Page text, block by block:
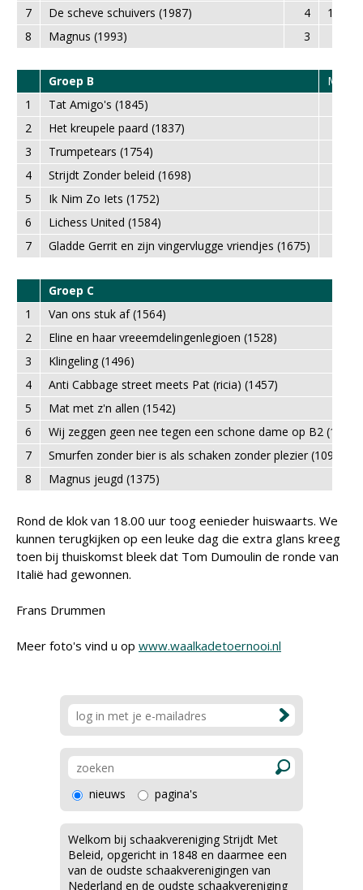
7 De scheve schuivers (1987) 4
12,0
8
Magnus (1993) 3
Groep B
MP
1
Tat Amigo's (1845)
2
Het kreupele paard (1837)
3
Trumpetears (1754)
4
Strijdt Zonder beleid (1698)
5
Ik Nim Zo Iets (1752)
6
Lichess United (1584)
7
Gladde Gerrit en zijn vingervlugge vriendjes (1675)
Groep C
1
Van ons stuk af (1564)
2
Eline en haar vreeemdelingenlegioen (1528)
3
Klingeling (1496)
4
Anti Cabbage street meets Pat (ricia) (1457)
5
Mat met z'n allen (1542)
6
Wij zeggen geen nee tegen een schone dame op B2 (1462)
7
Smurfen zonder bier is als schaken zonder plezier (1099)
8
Magnus jeugd (1375)
Rond de klok van 18.00 uur toog eenieder huiswaarts. We
kunnen terugkijken op een leuke dag die extra glans kreeg
toen bij thuiskomst bleek dat Tom Dumoulin de ronde van
Italië had gewonnen.
Frans Drummen
Meer foto's vind u op www.waalkadetoernooi.nl
nieuws pagina's
Welkom bij schaakvereniging Strijdt Met
Beleid, opgericht in 1848 en daarmee een
van de oudste schaakverenigingen van
Nederland en de oudste schaakvereniging